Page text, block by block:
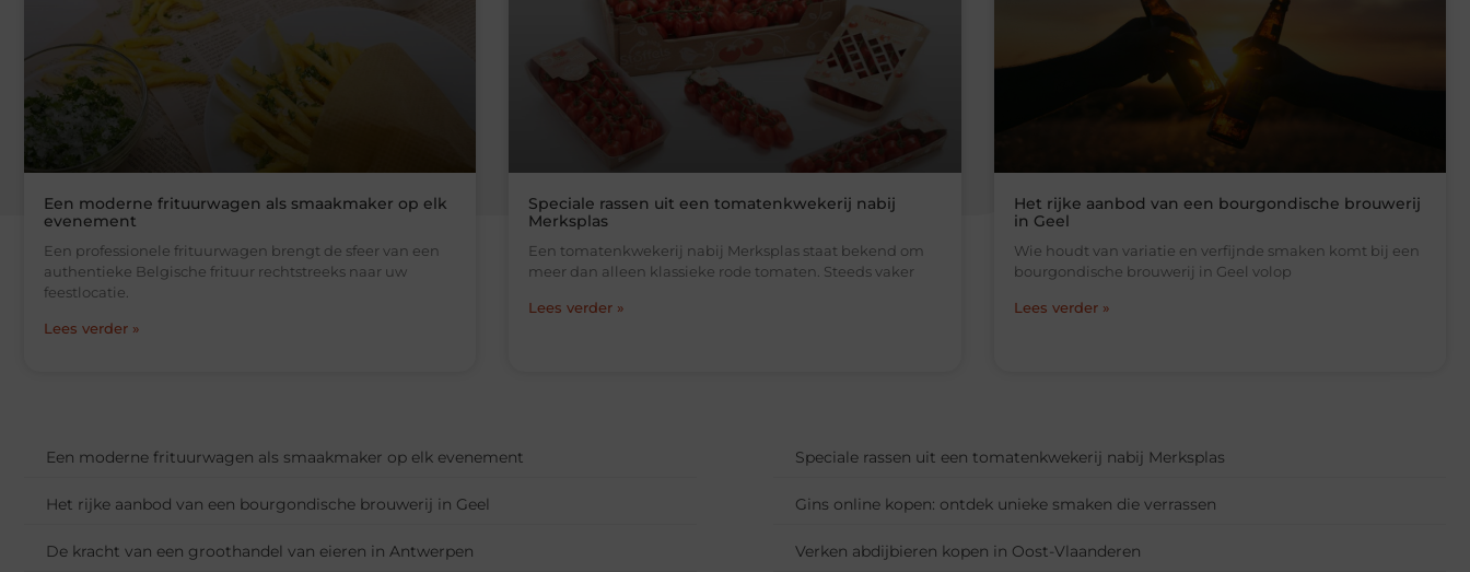
Een moderne frituurwagen als smaakmaker op elk
evenement
Een professionele frituurwagen brengt de sfeer van een
authentieke Belgische frituur rechtstreeks naar uw
feestlocatie.
Lees verder »
Speciale rassen uit een tomatenkwekerij nabij
Merksplas
Een tomatenkwekerij nabij Merksplas staat bekend om
meer dan alleen klassieke rode tomaten. Steeds vaker
Lees verder »
Het rijke aanbod van een bourgondische brouwerij
in Geel
Wie houdt van variatie en verfijnde smaken komt bij een
bourgondische brouwerij in Geel volop
Lees verder »
Een moderne frituurwagen als smaakmaker op elk evenement Speciale rassen uit een tomatenkwekerij nabij Merksplas
Het rijke aanbod van een bourgondische brouwerij in Geel Gins online kopen: ontdek unieke smaken die verrassen
De kracht van een groothandel van eieren in Antwerpen Verken abdijbieren kopen in Oost-Vlaanderen